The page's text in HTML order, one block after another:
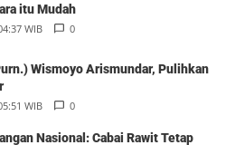
itu Mudah
WIB 0
Wismoyo Arismundar, Pulihkan
WIB 0
Nasional: Cabai Rawit Tetap